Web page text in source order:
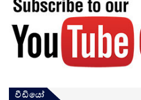
වීඩියෝ